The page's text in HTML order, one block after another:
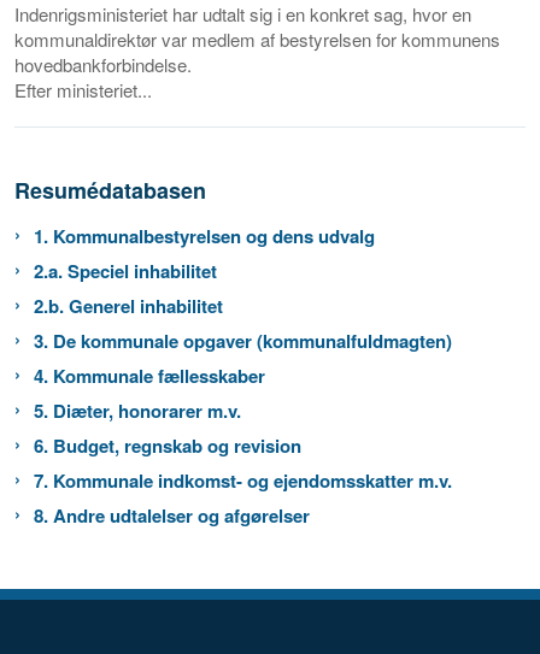
Indenrigsministeriet har udtalt sig i en konkret sag, hvor en
kommunaldirektør var medlem af bestyrelsen for kommunens
hovedbankforbindelse.
Efter ministeriet...
Resumédatabasen
1. Kommunalbestyrelsen og dens udvalg
2.a. Speciel inhabilitet
2.b. Generel inhabilitet
3. De kommunale opgaver (kommunalfuldmagten)
4. Kommunale fællesskaber
5. Diæter, honorarer m.v.
6. Budget, regnskab og revision
7. Kommunale indkomst- og ejendomsskatter m.v.
8. Andre udtalelser og afgørelser